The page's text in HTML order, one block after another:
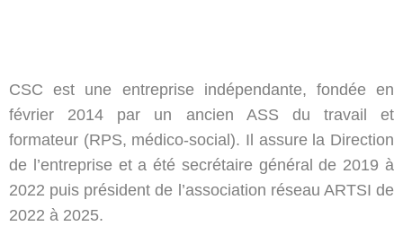
CSC est une entreprise indépendante, fondée en
février 2014 par un ancien ASS du travail et
formateur (RPS, médico-social). Il assure la Direction
de l’entreprise et a été secrétaire général de 2019 à
2022 puis président de l’association réseau ARTSI de
2022 à 2025.